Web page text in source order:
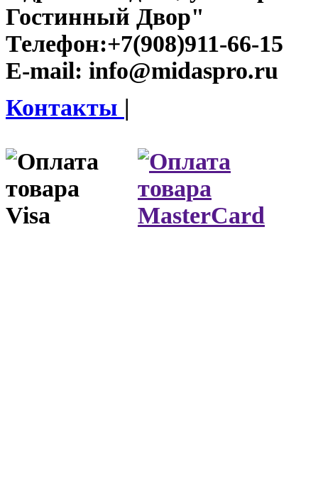
Гостинный Двор"
Телефон:+7(908)911-66-15
E-mail: info@midaspro.ru
Контакты |